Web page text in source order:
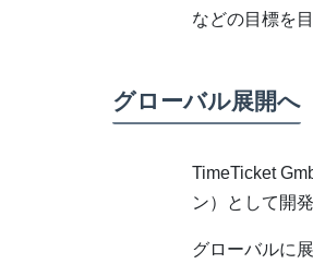
などの目標を
グローバル展開へ
TimeTicket
ン）として開
グローバルに